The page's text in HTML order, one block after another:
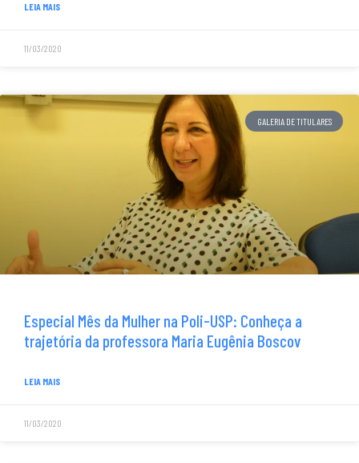
LEIA MAIS
11/03/2020
GALERIA DE TITULARES
Especial Mês da Mulher na Poli-USP: Conheça a
trajetória da professora Maria Eugênia Boscov
LEIA MAIS
11/03/2020